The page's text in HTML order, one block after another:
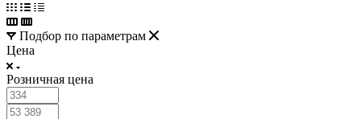
Подбор по параметрам
Цена
Розничная цена